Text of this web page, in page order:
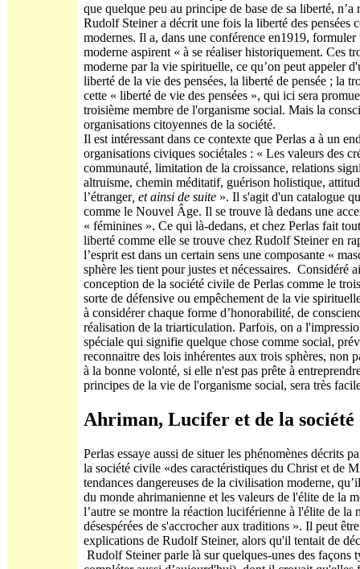
que quelque peu au principe de base de sa liberté,
Rudolf Steiner a décrit une fois la liberté des pensées
modernes. Il a, dans une conférence en1919,
moderne aspirent « à se réaliser historiquement. Ces
moderne par la vie spirituelle, ce qu’on peut appeler
liberté de la vie des pensées, la liberté de pensée ; la
cette « liberté de vie des pensées », qui ici sera
troisième membre de l'organisme social. Mais la
organisations citoyennes de la société.
Il est intéressant dans ce contexte que Perlas a à un
organisations civiques sociétales : « Les valeurs des
communauté, limitation de la croissance, relations
altruisme, chemin méditatif, guérison holistique,
l’étranger, et ainsi de suite ». Il s'agit d'un catalogue
comme le Nouvel Âge. Il se trouve là dedans une
« féminines ». Ce qui là-dedans, et chez Perlas fait
liberté comme elle se trouve chez Rudolf Steiner en
l’esprit est dans un certain sens une composante «
sphère les tient pour justes et nécessaires. Considéré
conception de la société civile de Perlas comme le
sorte de défensive ou empêchement de la vie
à considérer chaque forme d’honorabilité, de
réalisation de la triarticulation. Parfois, on a
spéciale qui signifie quelque chose comme social,
reconnaitre des lois inhérentes aux trois sphères, non
à la bonne volonté, si elle n'est pas prête à
principes de la vie de l'organisme social, sera très
Ahriman, Lucifer et de la
Perlas essaye aussi de situer les phénomènes décrits
la société civile «des caractéristiques du Christ et de
tendances dangereuses de la civilisation moderne,
du monde ahrimanienne et les valeurs de l'élite de la
l’autre se montre la réaction luciférienne à l'élite de
désespérées de s'accrocher aux traditions ». Il peut
explications de Rudolf Steiner, alors qu'il tentait de
Rudolf Steiner parle là sur quelques-unes des façons